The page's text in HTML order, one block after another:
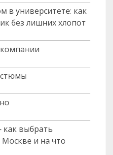
в университете: как
без лишних хлопот
выбрать
Москве и на что